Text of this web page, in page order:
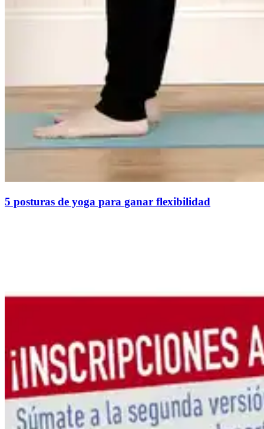
5 posturas de yoga para ganar flexibilidad